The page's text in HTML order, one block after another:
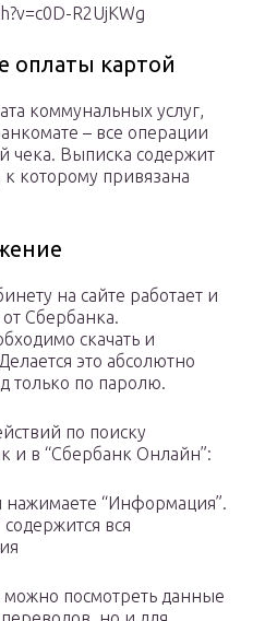
R2UjKWg
оплаты картой
коммунальных услуг,
– все операции
чека. Выписка содержит
к которому привязана
на сайте работает и
Сбербанка.
скачать и
это абсолютно
только по паролю.
по поиску
и в “Сбербанк Онлайн”:
“Информация”.
вся
посмотреть данные